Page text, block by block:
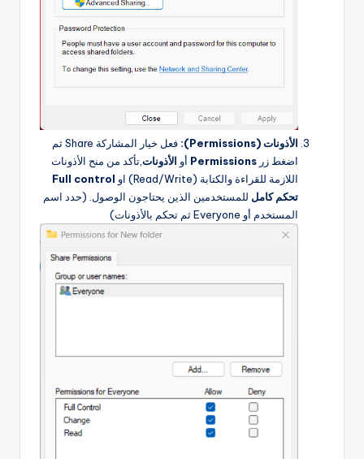
الأذونات (Permissions):
فعل خيار المشاركة Share ثم
اضغط زر Permissions أو الأذونات,تأكد من منح الأذونات
اللازمة للقراءة والكتابة (Read/Write) او
Full control
تحكم كامل للمستخدمين الذين يحتاجون الوصول. (حدد اسم
المستخدم أو Everyone ثم تحكم بالأذونات)